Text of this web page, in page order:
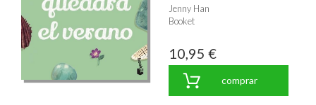
Jenny Han
Booket
10,95 €
comprar